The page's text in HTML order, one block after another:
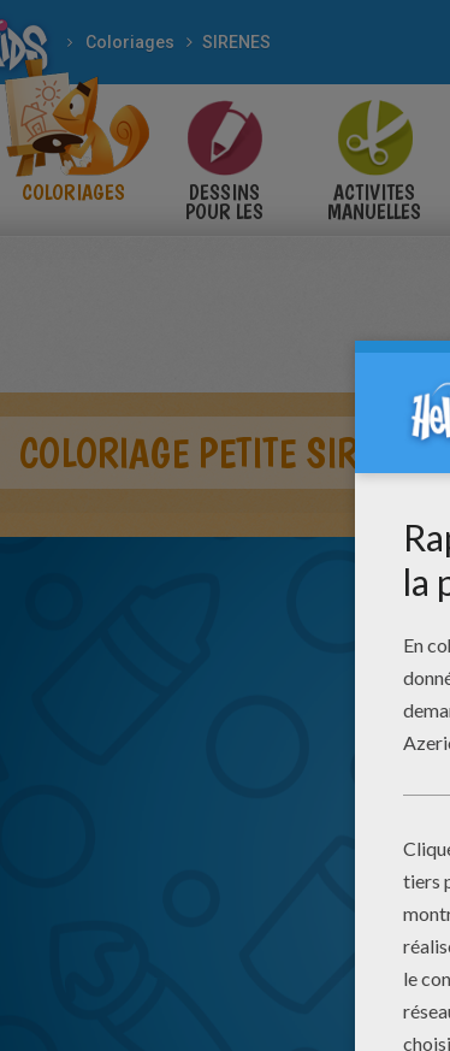
Coloriages SIRENES
COLORIAGES DESSINS
POUR LES
ACTIVITES
MANUELLES
COLORIAGE PETITE SIRÈNE